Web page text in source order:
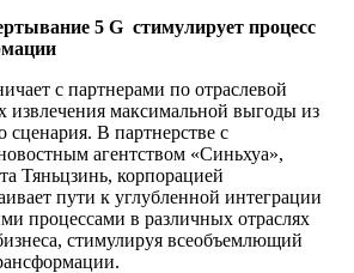
5 G стимулирует процесс
с партнерами по отраслевой
извлечения максимальной выгоды из
сценария. В партнерстве с
агентством «Синьхуа»,
Тяньцзинь, корпорацией
пути к углубленной интеграции
процессами в различных отраслях
стимулируя всеобъемлющий